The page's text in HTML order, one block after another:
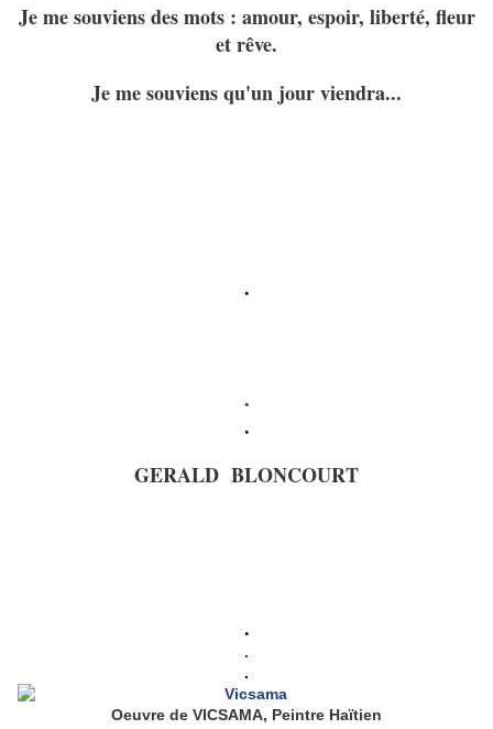
Je me souviens des mots : amour, espoir, liberté, fleur
et rêve.
Je me souviens qu'un jour viendra...
.
.
.
GERALD BLONCOURT
.
.
.
Oeuvre de VICSAMA, Peintre Haïtien